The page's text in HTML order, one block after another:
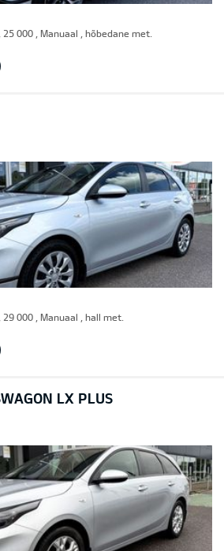
25 000 , Manuaal , hõbedane met.
000 , Manuaal , hall met.
LX PLUS